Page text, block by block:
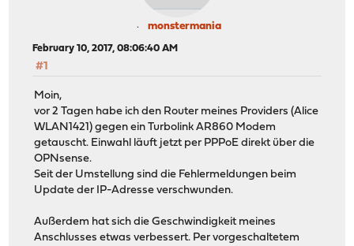
monstermania
February 10, 2017, 08:06:40 AM
#1
Moin,
vor 2 Tagen habe ich den Router meines Providers (Alice
WLAN1421) gegen ein Turbolink AR860 Modem
getauscht. Einwahl läuft jetzt per PPPoE direkt über die
OPNsense.
Seit der Umstellung sind die Fehlermeldungen beim
Update der IP-Adresse verschwunden.
Außerdem hat sich die Geschwindigkeit meines
Anschlusses etwas verbessert. Per vorgeschaltetem